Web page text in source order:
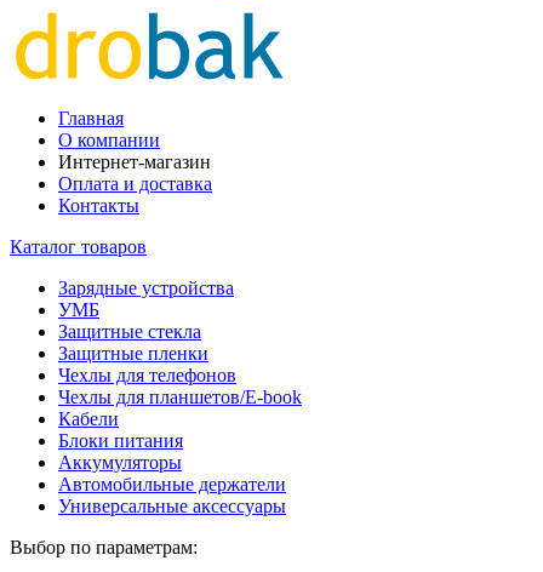
Главная
О компании
Интернет-магазин
Оплата и доставка
Контакты
Каталог товаров
Зарядные устройства
УМБ
Защитные стекла
Защитные пленки
Чехлы для телефонов
Чехлы для планшетов/E-book
Кабели
Блоки питания
Аккумуляторы
Автомобильные держатели
Универсальные аксессуары
Выбор по параметрам: